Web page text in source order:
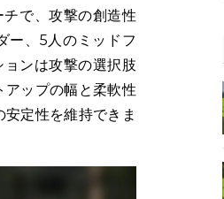
ー、5人のミッドフ
ンは攻撃の選択肢
アップの幅と柔軟性
定性を維持できま